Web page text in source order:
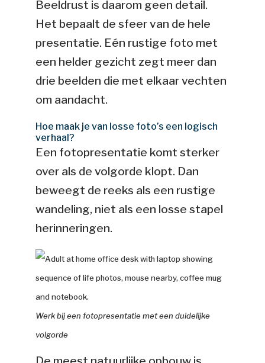
Beeldrust is daarom geen detail.
Het bepaalt de sfeer van de hele
presentatie. Eén rustige foto met
een helder gezicht zegt meer dan
drie beelden die met elkaar vechten
om aandacht.
Hoe maak je van losse foto’s een logisch
verhaal?
Een fotopresentatie komt sterker
over als de volgorde klopt. Dan
beweegt de reeks als een rustige
wandeling, niet als een losse stapel
herinneringen.
Werk bij een fotopresentatie met een duidelijke
volgorde